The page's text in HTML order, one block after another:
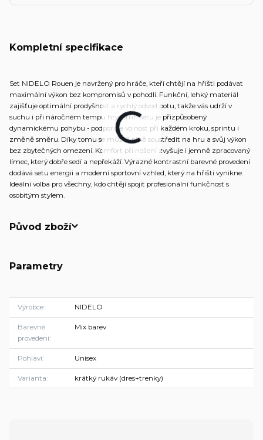
Kompletní specifikace
Set NIDELO Rouen je navržený pro hráče, kteří chtějí na hřišti podávat
maximální výkon bez kompromisů v pohodlí. Funkční, lehký materiál
zajišťuje optimální prodyšnost a rychlý odvod potu, takže vás udrží v
suchu i při náročném tempu hry. Střih setu je přizpůsobený
dynamickému pohybu - podporuje volnost při každém kroku, sprintu i
změně směru. Díky tomu se můžeš plně soustředit na hru a svůj výkon
bez zbytečných omezení. Komfort při nošení zvyšuje i jemně zpracovaný
límec, který dobře sedí a nepřekáží. Výrazné kontrastní barevné provedení
dodává setu energii a moderní sportovní vzhled, který na hřišti vynikne.
Ideální volba pro všechny, kdo chtějí spojit profesionální funkčnost s
osobitým stylem.
Původ zboží
Parametry
Výrobce NIDELO
Barevné
provedení
Mix barev
Pohlaví Unisex
Varianta krátký rukáv (dres+trenky)